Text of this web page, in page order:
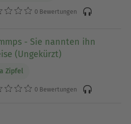
0 Bewertungen
- Sie nannten ihn
(Ungekürzt)
Zipfel
0 Bewertungen